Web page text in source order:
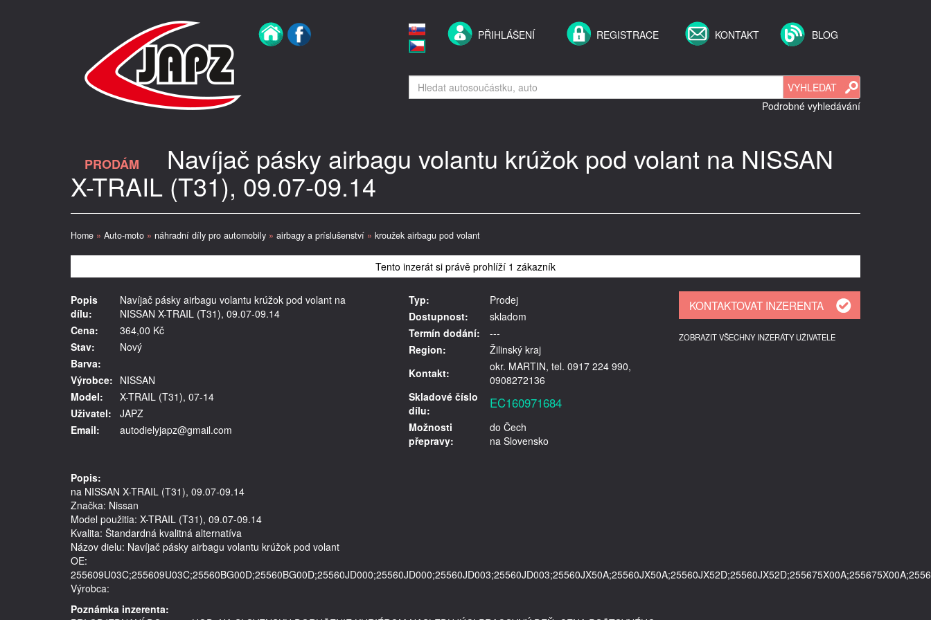
PŘIHLÁŠENÍ REGISTRACE KONTAKT BLOG
Podrobné vyhledávání
PRODÁM Navíjač pásky airbagu volantu krúžok pod volant na NISSAN
X-TRAIL (T31), 09.07-09.14
Home » Auto-moto » náhradní díly pro automobily » airbagy a príslušenství » kroužek airbagu pod volant
Tento inzerát si právě prohlíží 1 zákazník
Popis
dílu:
Navíjač pásky airbagu volantu krúžok pod volant na
NISSAN X-TRAIL (T31), 09.07-09.14
Cena:
364,00 Kč
Stav:
Nový
Barva:
Výrobce: NISSAN
Model:
X-TRAIL (T31), 07-14
Uživatel:
JAPZ
Email:
autodielyjapz@gmail.com
Typ:
Prodej
Dostupnost:
skladom
Termín dodání:
---
Region:
Žilinský kraj
Kontakt:
okr. MARTIN, tel. 0917 224 990,
0908272136
Skladové číslo
dílu:
EC160971684
Možnosti
přepravy:
do Čech
na Slovensko
ZOBRAZIT VŠECHNY INZERÁTY UŽIVATELE
Popis:
na NISSAN X-TRAIL (T31), 09.07-09.14
Značka: Nissan
Model použitia: X-TRAIL (T31), 09.07-09.14
Kvalita: Štandardná kvalitná alternatíva
Názov dielu: Navíjač pásky airbagu volantu krúžok pod volant
OE:
Výrobca:
Poznámka inzerenta: